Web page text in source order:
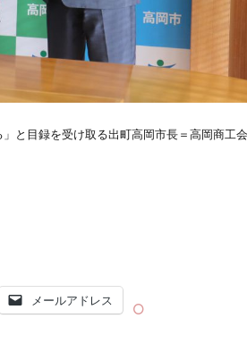
と目録を受け取る出町高岡市長＝高岡商工
メールアドレス